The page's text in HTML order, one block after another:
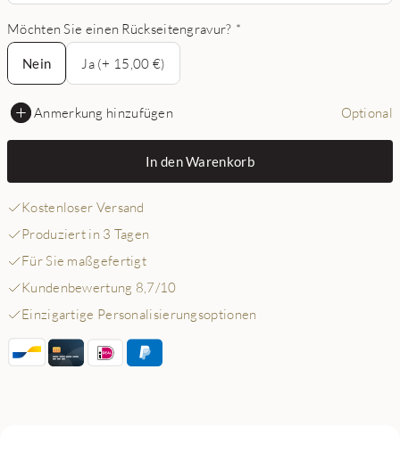
Möchten Sie einen Rückseitengravur? *
Nein
Nein
Ja (+ 15,00 €)
Anmerkung hinzufügen Optional
In den Warenkorb
Kostenloser Versand
Produziert in 3 Tagen
Für Sie maßgefertigt
Kundenbewertung 8,7/10
Einzigartige Personalisierungsoptionen